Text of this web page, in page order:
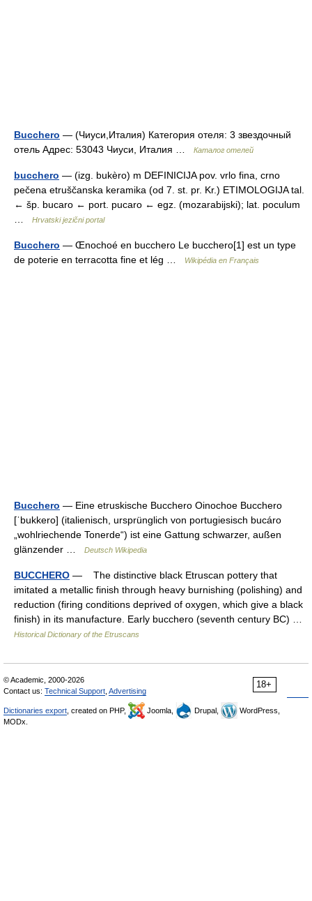
Bucchero — (Чиуси,Италия) Категория отеля: 3 звездочный
отель Адрес: 53043 Чиуси, Италия …
Каталог отелей
bucchero — (izg. bukèro) m DEFINICIJA pov. vrlo fina, crno
pečena etruščanska keramika (od 7. st. pr. Kr.) ETIMOLOGIJA tal.
← šp. bucaro ← port. pucaro ← egz. (mozarabijski); lat. poculum
Hrvatski jezični portal
Bucchero — Œnochoé en bucchero Le bucchero[1] est un type
de poterie en terracotta fine et lég …
Wikipédia en Français
Bucchero — Eine etruskische Bucchero Oinochoe Bucchero
[ˈbukkero] (italienisch, ursprünglich von portugiesisch bucáro
„wohlriechende Tonerde“) ist eine Gattung schwarzer, außen
glänzender …
Deutsch Wikipedia
BUCCHERO — The distinctive black Etruscan pottery that
imitated a metallic finish through heavy burnishing (polishing) and
reduction (firing conditions deprived of oxygen, which give a black
finish) in its manufacture. Early bucchero (seventh century BC) …
Historical Dictionary of the Etruscans
18+
© Academic, 2000-2026
Contact us: Technical Support Advertising
Dictionaries export , created on PHP, Joomla, Drupal,
WordPress,
MODx.